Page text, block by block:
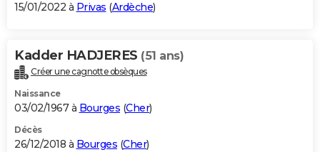
15/01/2022 à Privas (Ardèche)
Kadder HADJERES (51 ans)
Créer une cagnotte obsèques
Naissance
03/02/1967 à Bourges (Cher)
Décès
26/12/2018 à Bourges (Cher)